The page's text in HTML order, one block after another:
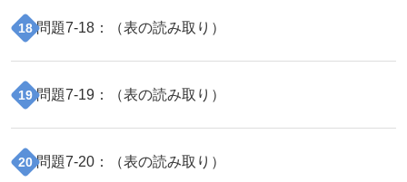
18 問題7-18 ：（表の読み取り ）
19 問題7-19 ：（表の読み取り ）
20 問題7-20 ：（表の読み取り ）